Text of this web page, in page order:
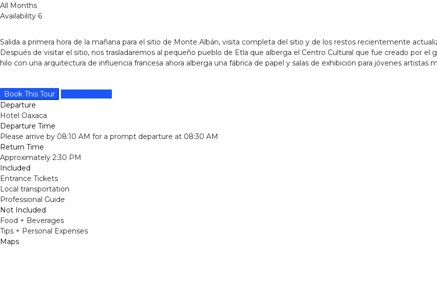
All Months
Availability 6
Salida a primera hora de la mañana para el sitio de Monte Albán, visita completa del sitio y de los restos recientemente
Después de visitar el sitio, nos trasladaremos al pequeño pueblo de Etla que alberga el Centro Cultural que fue creado por el
hilo con una arquitectura de influencia francesa ahora alberga una fábrica de papel y salas de exhibición para jóvenes artistas
Book This Tour
Departure
Hotel Oaxaca
Departure Time
Please arrive by 08:10 AM for a prompt departure at 08:30 AM
Return Time
Approximately 2:30 PM
Included
Entrance Tickets
Local transportation
Professional Guide
Not Included
Food + Beverages
Tips + Personal Expenses
Maps